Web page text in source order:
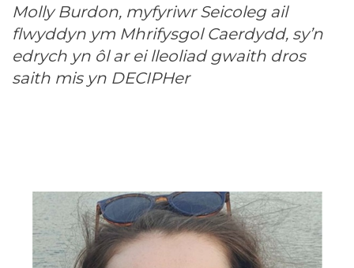
Molly Burdon, myfyriwr Seicoleg ail
flwyddyn ym Mhrifysgol Caerdydd, sy’n
edrych yn ôl ar ei lleoliad gwaith dros
saith mis yn DECIPHer